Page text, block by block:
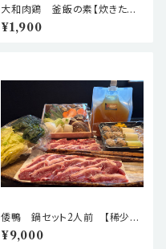
大和肉鶏 釜飯の素【炊きたて
の旨味をお家で】
¥1,900
倭鴨 鍋セット2人前 【稀少な
倭鴨と大和肉鶏からとったお出
汁の贅沢な鴨鍋セットです】
¥9,000